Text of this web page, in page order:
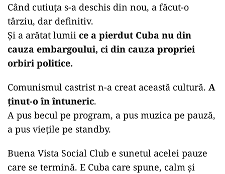
Când cutiuța s-a deschis din nou, a făcut-o
târziu, dar definitiv.
Și a arătat lumii ce a pierdut Cuba nu din
cauza embargoului, ci din cauza propriei
orbiri politice.
Comunismul castrist n-a creat această cultură. A
ținut-o în întuneric.
A pus becul pe program, a pus muzica pe pauză,
a pus viețile pe standby.
Buena Vista Social Club e sunetul acelei pauze
care se termină. E Cuba care spune, calm și